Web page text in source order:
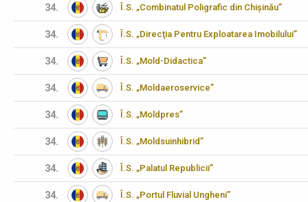
34. Î.S. „Combinatul Poligrafic din Chișinău”
34. Î.S. „Direcţia Pentru Exploatarea Imobilului”
34. Î.S. „Mold-Didactica”
34. Î.S. „Moldaeroservice”
34. Î.S. „Moldpres”
34. Î.S. „Moldsuinhibrid”
34. Î.S. „Palatul Republicii”
34. Î.S. „Portul Fluvial Ungheni”